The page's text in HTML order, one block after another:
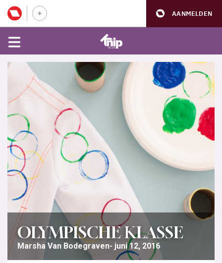
AANMELDEN
OLYMPISCHE KLASSE
Marsha Van Bodegraven juni 12, 2016